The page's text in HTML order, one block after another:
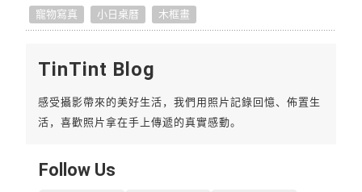
寵物寫真
小日桌曆 木框畫
TinTint Blog
感受攝影帶來的美好生活，我們用照片記錄回憶、佈置生
活，喜歡照片拿在手上傳遞的真實感動。
Follow Us